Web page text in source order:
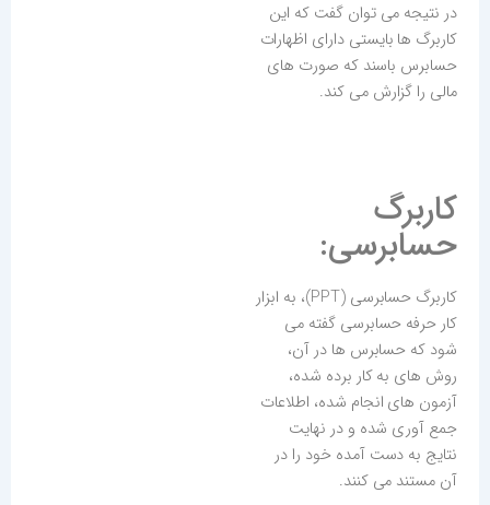
در نتیجه می توان گفت که این
کاربرگ ها بایستی دارای اظهارات
حسابرس باسند که صورت های
مالی را گزارش می کند.
کاربرگ
حسابرسی:
کاربرگ حسابرسی (PPT)، به ابزار
کار حرفه حسابرسی گفته می
شود که حسابرس ها در آن،
روش های به کار برده شده،
آزمون های انجام شده، اطلاعات
جمع آوری شده و در نهایت
نتایج به دست آمده خود را در
آن مستند می کنند.